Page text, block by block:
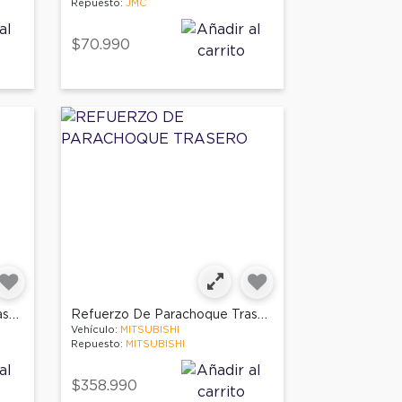
Repuesto:JMC
$70.990
Refuerzo De Parachoque Trasero Refuerzo De Parachoque Trasero
Vehículo: MITSUBISHI
Repuesto: MITSUBISHI
$358.990